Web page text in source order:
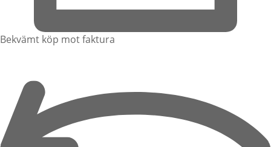
Bekvämt köp mot faktura